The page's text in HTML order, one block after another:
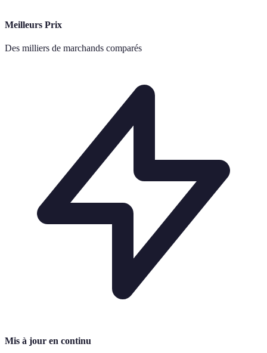
Meilleurs Prix
Des milliers de marchands comparés
Mis à jour en continu